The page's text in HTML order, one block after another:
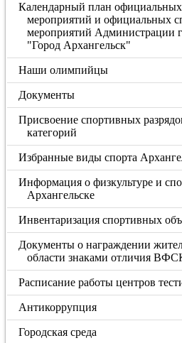
Календарный план
мероприятий и официальных
мероприятий Администрации
"Город Архангельск"
Наши олимпийцы
Документы
Присвоение спортивных
категорий
Избранные виды спорта
Информация о физкультуре и
Архангельске
Инвентаризация спортивных
Документы о награждении
области знаками отличия
Расписание работы центров
Антикоррупция
Городская среда